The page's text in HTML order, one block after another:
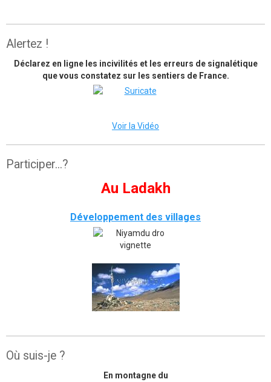
Alertez !
Déclarez en ligne les incivilités et les erreurs de signalétique
que vous constatez sur les sentiers de France.
Voir la Vidéo
Participer...?
Au Ladakh
Développement des villages
Où suis-je ?
En montagne du